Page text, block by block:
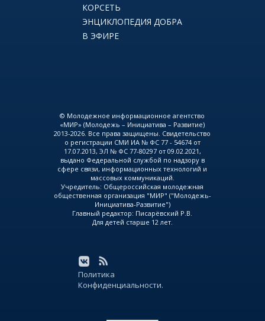
КОРСЕТЬ
ЭНЦИКЛОПЕДИЯ ДОБРА
В ЭФИРЕ
© Молодежное информационное агентство
«МИР» (Молодежь – Инициатива – Развитие)
2013-2026. Все права защищены. Свидетельство
о регистрации СМИ ИА № ФС 77 - 54674 от
17.07.2013, ЭЛ № ФС 77-80297 от 09.02.2021,
выдано Федеральной службой по надзору в
сфере связи, информационных технологий и
массовых коммуникаций.
Учредитель: Общероссийская молодежная
общественная организация "МИР" ("Молодежь-
Инициатива-Развитие")
Главный редактор: Писарёвский Р.В.
Для детей старше 12 лет.
Политика
Конфиденциальности.